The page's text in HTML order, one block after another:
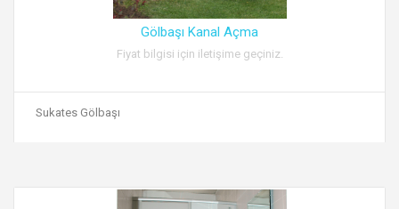
Gölbaşı Kanal Açma
Fiyat bilgisi için iletişime geçiniz.
Sukates Gölbaşı